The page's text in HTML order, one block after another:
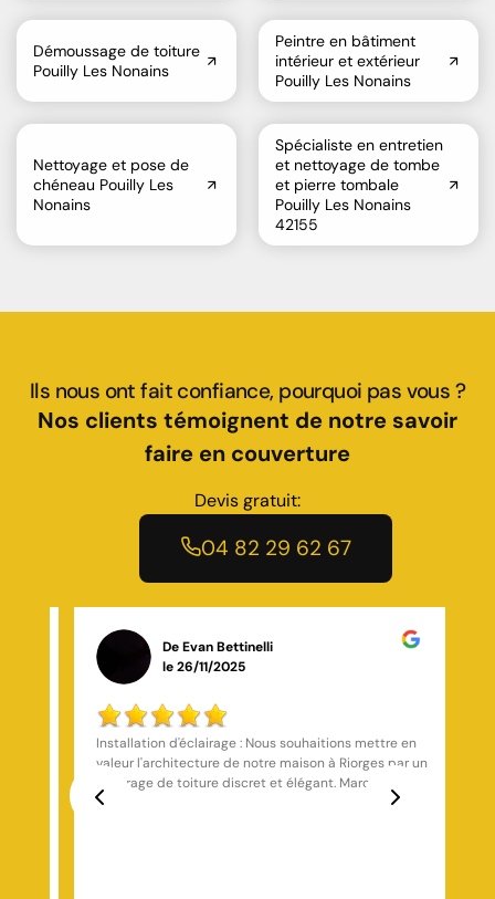
Démoussage de toiture
Pouilly Les Nonains
Peintre en bâtiment
intérieur et extérieur
Pouilly Les Nonains
Nettoyage et pose de
chéneau Pouilly Les
Nonains
Spécialiste en entretien
et nettoyage de tombe
et pierre tombale
Pouilly Les Nonains
42155
Ils nous ont fait confiance, pourquoi pas vous ?
Nos clients témoignent de notre savoir
faire en couverture
Devis gratuit:
04 82 29 62 67
De Amhed
le 13/12/2025
J’ai fait appel à Toiture Marchal (M. Marchal) pour le
remplacement complet de ma toiture et la pose d’un
isolant sous-tuile — résultat impec : réactivité
exemplaire, travail soigné et réalisé dans les règles de